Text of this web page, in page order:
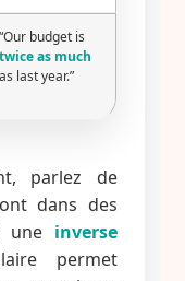
“Our budget is
twice as much
as last year.”
parlez de
dans des
une inverse
permet